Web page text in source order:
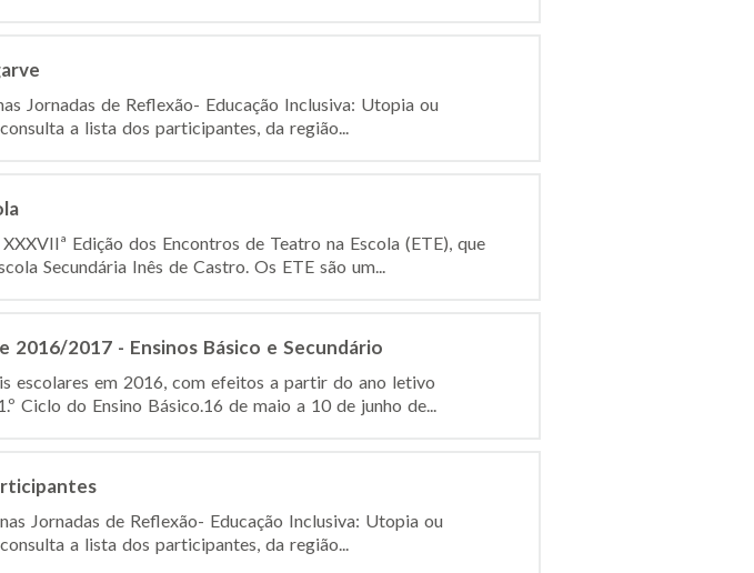
Jornadas de Reflexão- Educação Inclusiva: Utopia ou
a lista dos participantes, da região...
Edição dos Encontros de Teatro na Escola (ETE), que
Secundária Inês de Castro. Os ETE são um...
2017 - Ensinos Básico e Secundário
escolares em 2016, com efeitos a partir do ano letivo
Ciclo do Ensino Básico.16 de maio a 10 de junho de...
Jornadas de Reflexão- Educação Inclusiva: Utopia ou
a lista dos participantes, da região...